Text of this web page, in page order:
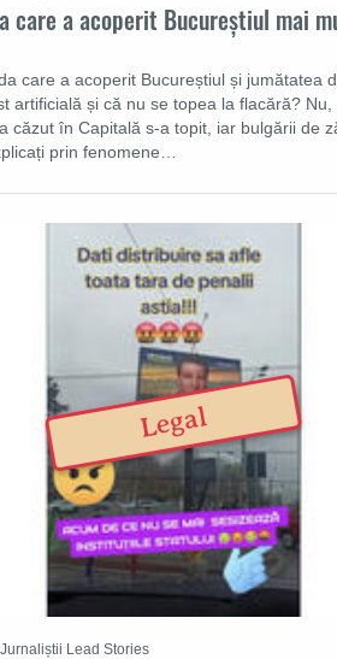
care a acoperit Bucureștiul mai
care a acoperit Bucureștiul și jumătatea
artificială și că nu se topea la flacără?
căzut în Capitală s-a topit, iar bulgării de
prin fenomene…
Lead Stories
Legal